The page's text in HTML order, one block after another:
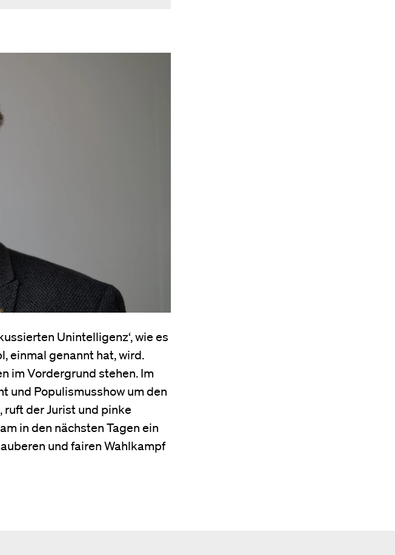
Unintelligenz‘, wie es
einmal genannt hat, wird.
im Vordergrund stehen. Im
und Populismusshow um den
ruft der Jurist und pinke
in den nächsten Tagen ein
und fairen Wahlkampf